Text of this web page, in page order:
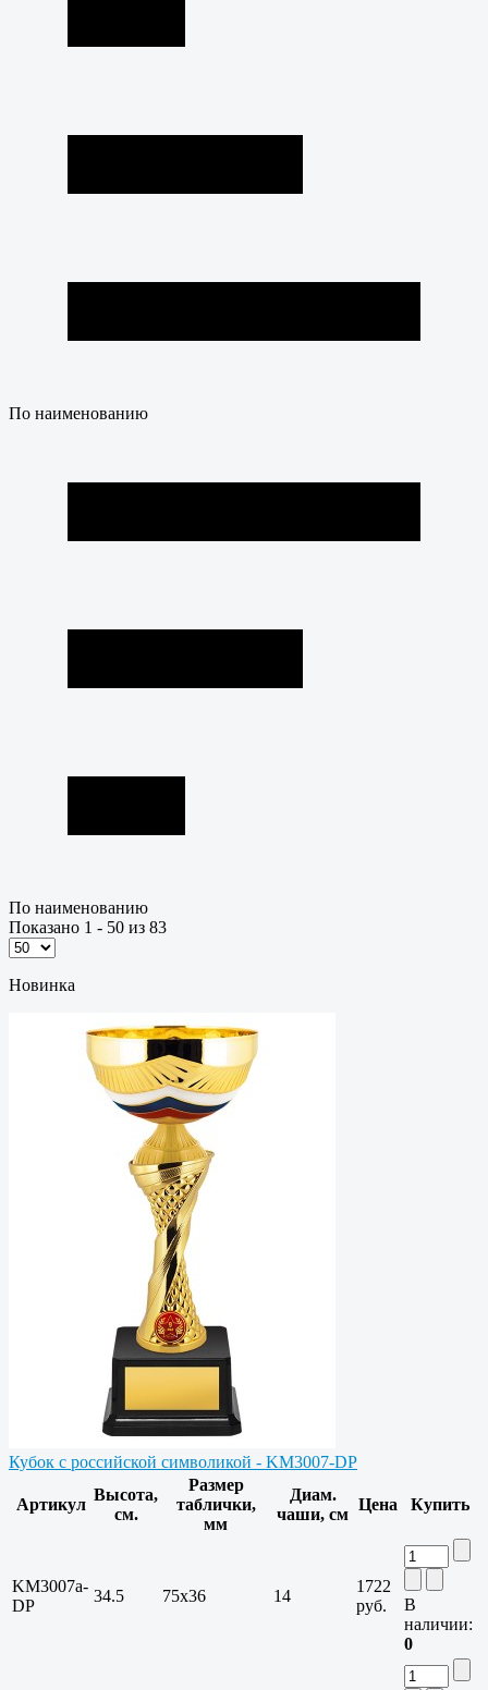
По наименованию
По наименованию
Показано 1 - 50 из 83
Новинка
Кубок с российской символикой - KM3007-DP
Артикул
Высота,
см.
Размер
таблички,
мм
Диам.
чаши, см
Цена Купить
KM3007a-
DP
34.5 75х36 14
1722
руб.
В
наличии:
0